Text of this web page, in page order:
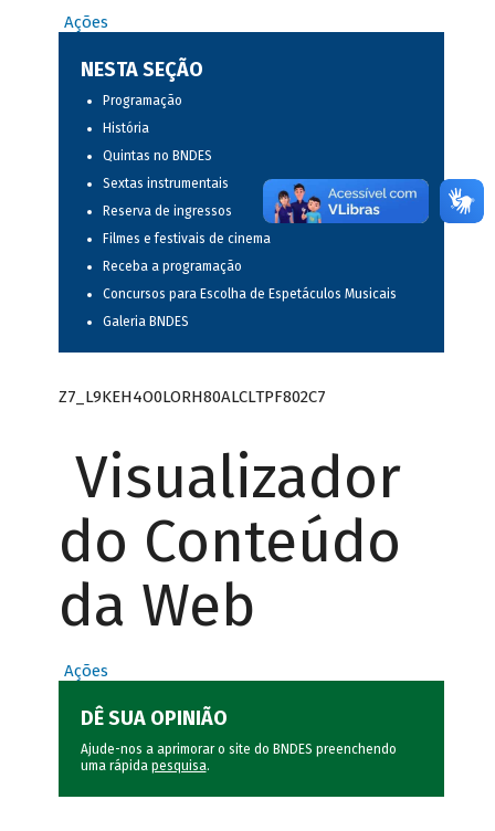
Ações
NESTA SEÇÃO
Programação
História
Quintas no BNDES
Sextas instrumentais
Reserva de ingressos
Filmes e festivais de cinema
Receba a programação
Concursos para Escolha de Espetáculos Musicais
Galeria BNDES
Z7_L9KEH4O0LORH80ALCLTPF802C7
Visualizador
do Conteúdo
da Web
Ações
DÊ SUA OPINIÃO
Ajude-nos a aprimorar o site do BNDES preenchendo
uma rápida pesquisa.